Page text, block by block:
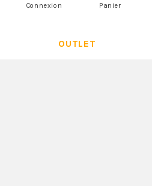
Connexion Panier
OUTLET